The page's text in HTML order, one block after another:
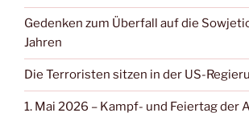
Gedenken zum Überfall auf die
Jahren
Die Terroristen sitzen in der US-
1. Mai 2026 – Kampf- und Feiertag der